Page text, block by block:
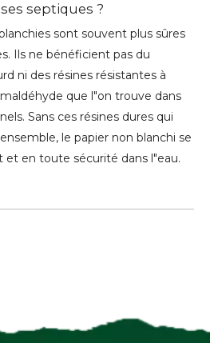
septiques ?
sont souvent plus sûres
Ils ne bénéficient pas du
ni des résines résistantes à
que l"on trouve dans
Sans ces résines dures qui
le papier non blanchi se
en toute sécurité dans l"eau.